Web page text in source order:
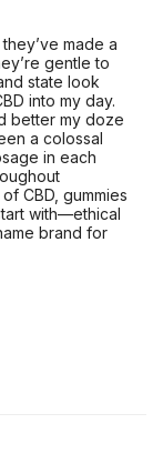
made a
gentle to
state look
into my day.
better my doze
a colossal
in each
CBD, gummies
with—ethical
brand for